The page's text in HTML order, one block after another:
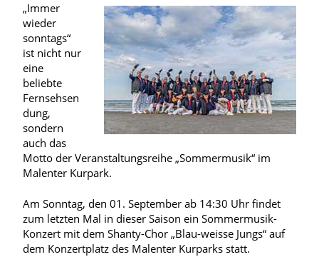
„Immer
wieder
sonntags“
ist nicht nur
eine
beliebte
Fernsehsen
dung,
sondern
auch das
Motto der Veranstaltungsreihe „Sommermusik“ im
Malenter Kurpark.
Am Sonntag, den 01. September ab 14:30 Uhr findet
zum letzten Mal in dieser Saison ein Sommermusik-
Konzert mit dem Shanty-Chor „Blau-weisse Jungs“ auf
dem Konzertplatz des Malenter Kurparks statt.